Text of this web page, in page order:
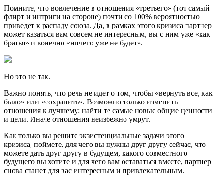
Помните, что вовлечение в отношения «третьего» (тот самый
флирт и интриги на стороне) почти со 100% вероятностью
приведет к распаду союза. Да, в рамках этого кризиса партнер
может казаться вам совсем не интересным, вы с ним уже «как
братья» и конечно «ничего уже не будет».
Но это не так.
Важно понять, что речь не идет о том, чтобы «вернуть все, как
было» или «сохранить». Возможно только изменить
отношения к лучшему: найти те самые новые общие ценности
и цели. Иначе отношения неизбежно умрут.
Как только вы решите экзистенциальные задачи этого
кризиса, поймете, для чего вы нужны друг другу сейчас, что
можете дать друг другу в будущем, какого совместного
будущего вы хотите и для чего вам оставаться вместе, партнер
снова станет для вас интересным и привлекательным.